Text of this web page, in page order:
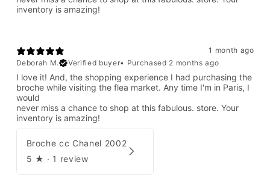
inventory is amazing!
1 month ago
Deborah M.
Verified buyer• Purchased 2 months ago
I love it! And, the shopping experience I had purchasing the
broche while visiting the flea market. Any time I'm in Paris, I
would
never miss a chance to shop at this fabulous. store. Your
inventory is amazing!
Broche cc Chanel 2002
5 ★ · 1 review